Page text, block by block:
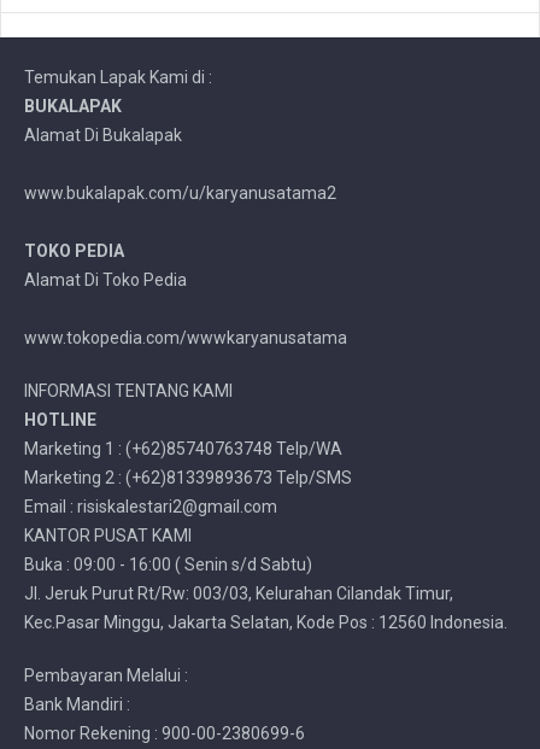
Temukan Lapak Kami di :
BUKALAPAK
Alamat Di Bukalapak
www.bukalapak.com/u/karyanusatama2
TOKO PEDIA
Alamat Di Toko Pedia
www.tokopedia.com/wwwkaryanusatama
INFORMASI TENTANG KAMI
HOTLINE
Marketing 1 : (+62)85740763748 Telp/WA
Marketing 2 : (+62)81339893673 Telp/SMS
Email : risiskalestari2@gmail.com
KANTOR PUSAT KAMI
Buka : 09:00 - 16:00 ( Senin s/d Sabtu)
Jl. Jeruk Purut Rt/Rw: 003/03, Kelurahan Cilandak Timur,
Kec.Pasar Minggu, Jakarta Selatan, Kode Pos : 12560 Indonesia.
Pembayaran Melalui :
Bank Mandiri :
Nomor Rekening : 900-00-2380699-6